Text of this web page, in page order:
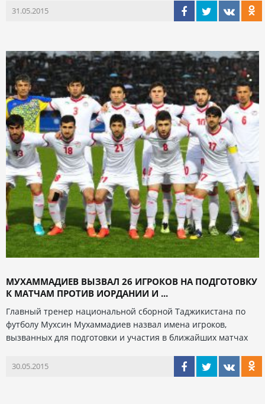
31.05.2015
МУХАММАДИЕВ ВЫЗВАЛ 26 ИГРОКОВ НА ПОДГОТОВКУ
К МАТЧАМ ПРОТИВ ИОРДАНИИ И ...
Главный тренер национальной сборной Таджикистана по
футболу Мухсин Мухаммадиев назвал имена игроков,
вызванных для подготовки и участия в ближайших матчах
30.05.2015